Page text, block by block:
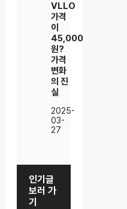
VLLO
가격
이
45,000
원?
가격
변화
의 진
실
2025-
03-
27
인기글
보러 가
기